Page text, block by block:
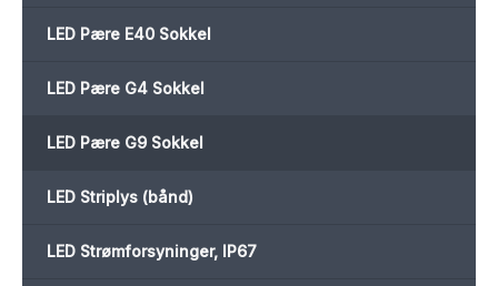
LED Pære E40 Sokkel
LED Pære G4 Sokkel
LED Pære G9 Sokkel
LED Striplys (bånd)
LED Strømforsyninger, IP67